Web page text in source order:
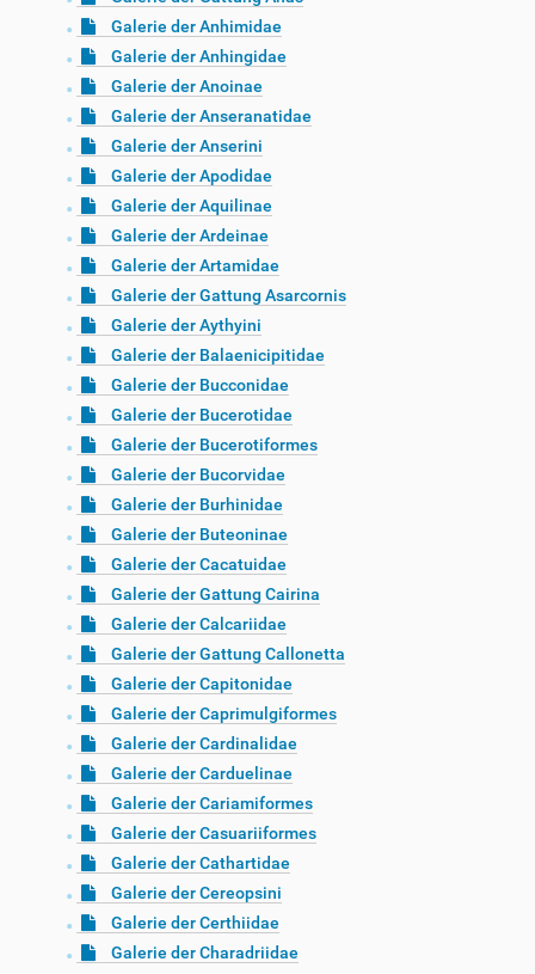
Galerie der Anhimidae
Galerie der Anhingidae
Galerie der Anoinae
Galerie der Anseranatidae
Galerie der Anserini
Galerie der Apodidae
Galerie der Aquilinae
Galerie der Ardeinae
Galerie der Artamidae
Galerie der Gattung Asarcornis
Galerie der Aythyini
Galerie der Balaenicipitidae
Galerie der Bucconidae
Galerie der Bucerotidae
Galerie der Bucerotiformes
Galerie der Bucorvidae
Galerie der Burhinidae
Galerie der Buteoninae
Galerie der Cacatuidae
Galerie der Gattung Cairina
Galerie der Calcariidae
Galerie der Gattung Callonetta
Galerie der Capitonidae
Galerie der Caprimulgiformes
Galerie der Cardinalidae
Galerie der Carduelinae
Galerie der Cariamiformes
Galerie der Casuariiformes
Galerie der Cathartidae
Galerie der Cereopsini
Galerie der Certhiidae
Galerie der Charadriidae